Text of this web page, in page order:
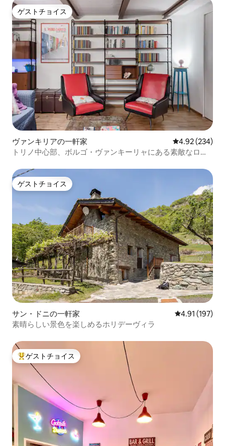
ゲストチョイス
ゲストチョイス
ヴァンキリアの一軒家 レビュー234
4.92 (234)
トリノ中心部、ボルゴ・ヴァンキーリャにある素敵なロフ
ゲストチョイス
ゲストチョイス
サン・ドニの一軒家 レビュー197
4.91 (197)
素晴らしい景色を楽しめるホリデーヴィラ
大好評のゲストチョイスです。
ゲストチョイス